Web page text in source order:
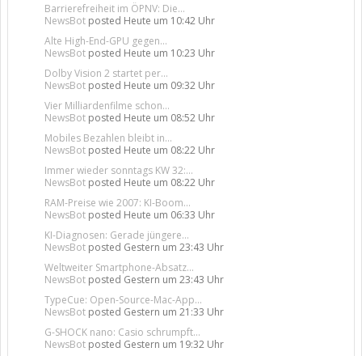
Barrierefreiheit im ÖPNV: Die...
NewsBot posted Heute um 10:42 Uhr
Alte High-End-GPU gegen...
NewsBot posted Heute um 10:23 Uhr
Dolby Vision 2 startet per...
NewsBot posted Heute um 09:32 Uhr
Vier Milliardenfilme schon...
NewsBot posted Heute um 08:52 Uhr
Mobiles Bezahlen bleibt in...
NewsBot posted Heute um 08:22 Uhr
Immer wieder sonntags KW 32:...
NewsBot posted Heute um 08:22 Uhr
RAM-Preise wie 2007: KI-Boom...
NewsBot posted Heute um 06:33 Uhr
KI-Diagnosen: Gerade jüngere...
NewsBot posted Gestern um 23:43 Uhr
Weltweiter Smartphone-Absatz...
NewsBot posted Gestern um 23:43 Uhr
TypeCue: Open-Source-Mac-App...
NewsBot posted Gestern um 21:33 Uhr
G-SHOCK nano: Casio schrumpft...
NewsBot posted Gestern um 19:32 Uhr